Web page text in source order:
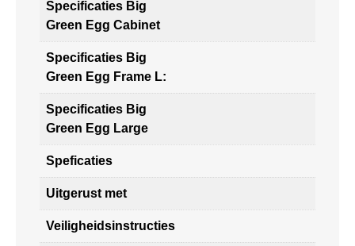
Specificaties Big
Green Egg Cabinet
Specificaties Big
Green Egg Frame L:
Specificaties Big
Green Egg Large
Speficaties
Uitgerust met
Veiligheidsinstructies